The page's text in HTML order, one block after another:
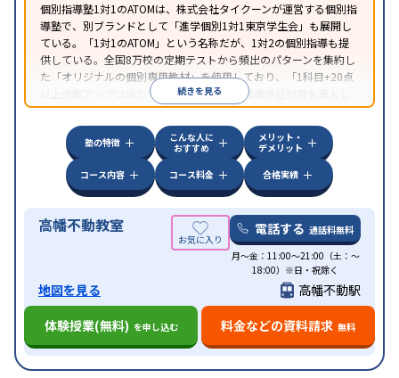
個別指導塾1対1のATOMは、株式会社タイクーンが運営する個別指
導塾で、別ブランドとして「進学個別1対1東京学生会」も展開し
ている。「1対1のATOM」という名称だが、1対2の個別指導も提
供している。全国8万校の定期テストから頻出のパターンを集約し
た「オリジナルの個別専用教材」を使用しており、「1科目+20点
以上点数アップは当たり前のこと」として成績保証制度を導入し
ている。
続きを見る
塾の特徴
こんな人に
おすすめ
メリット・
デメリット
コース内容
コース料金 合格実績
高幡不動教室 電話する 通話料無料
月～金：11:00～21:00（土：～
18:00）※日・祝除く
地図を見る
高幡不動駅
体験授業(無料) を申し込む 料金などの資料請求 無料